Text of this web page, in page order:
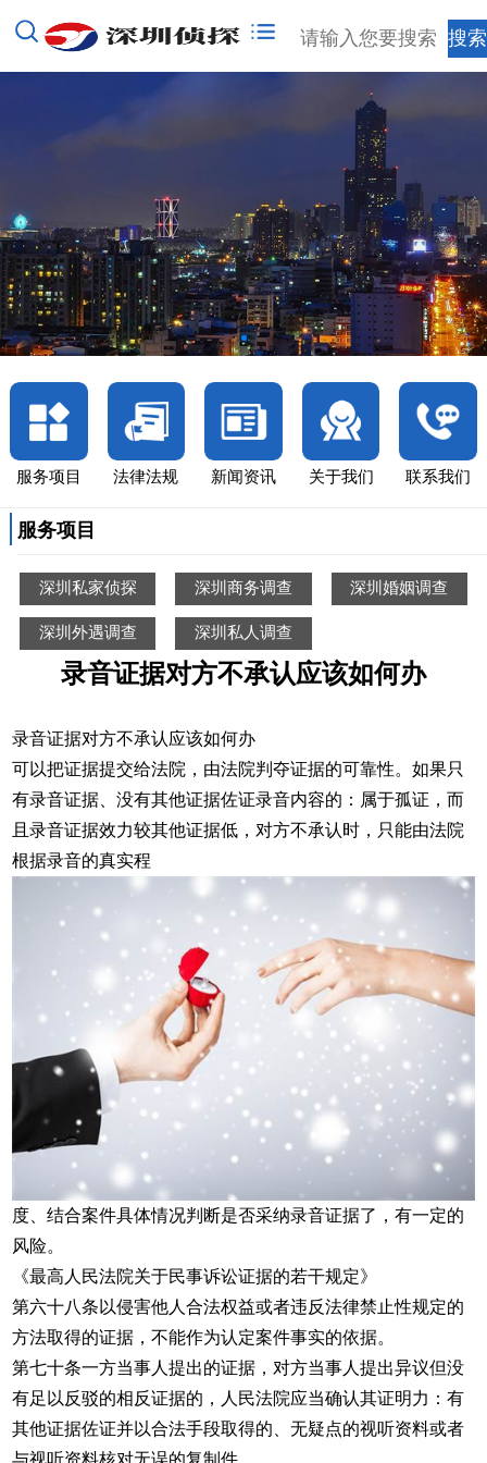
服务项目 法律法规 新闻资讯 关于我们 联系我们
服务项目
深圳私家侦探 深圳商务调查 深圳婚姻调查
深圳外遇调查 深圳私人调查
录音证据对方不承认应该如何办
录音证据对方不承认应该如何办
可以把证据提交给法院，由法院判夺证据的可靠性。如果只
有录音证据、没有其他证据佐证录音内容的：属于孤证，而
且录音证据效力较其他证据低，对方不承认时，只能由法院
根据录音的真实程
度、结合案件具体情况判断是否采纳录音证据了，有一定的
风险。
《最高人民法院关于民事诉讼证据的若干规定》
第六十八条以侵害他人合法权益或者违反法律禁止性规定的
方法取得的证据，不能作为认定案件事实的依据。
第七十条一方当事人提出的证据，对方当事人提出异议但没
有足以反驳的相反证据的，人民法院应当确认其证明力：有
其他证据佐证并以合法手段取得的、无疑点的视听资料或者